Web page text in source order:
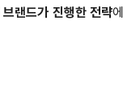
랜드가 진행한 전략에